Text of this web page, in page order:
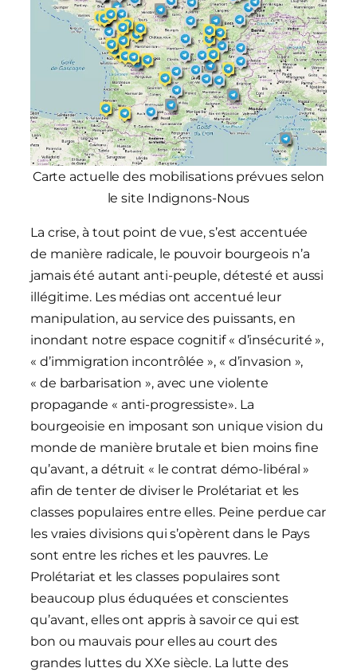
Carte actuelle des mobilisations prévues selon
le site Indignons-Nous
La crise, à tout point de vue, s’est accentuée
de manière radicale, le pouvoir bourgeois n’a
jamais été autant anti-peuple, détesté et aussi
illégitime. Les médias ont accentué leur
manipulation, au service des puissants, en
inondant notre espace cognitif « d’insécurité »,
« d’immigration incontrôlée », « d’invasion »,
« de barbarisation », avec une violente
propagande « anti-progressiste». La
bourgeoisie en imposant son unique vision du
monde de manière brutale et bien moins fine
qu’avant, a détruit « le contrat démo-libéral »
afin de tenter de diviser le Prolétariat et les
classes populaires entre elles. Peine perdue car
les vraies divisions qui s’opèrent dans le Pays
sont entre les riches et les pauvres. Le
Prolétariat et les classes populaires sont
beaucoup plus éduquées et conscientes
qu’avant, elles ont appris à savoir ce qui est
bon ou mauvais pour elles au court des
grandes luttes du XXe siècle. La lutte des